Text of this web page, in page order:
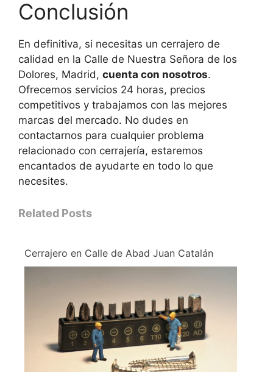
Conclusión
En definitiva, si necesitas un cerrajero de
calidad en la Calle de Nuestra Señora de los
Dolores, Madrid, cuenta con nosotros.
Ofrecemos servicios 24 horas, precios
competitivos y trabajamos con las mejores
marcas del mercado. No dudes en
contactarnos para cualquier problema
relacionado con cerrajería, estaremos
encantados de ayudarte en todo lo que
necesites.
Related Posts
Cerrajero en Calle de Abad Juan Catalán